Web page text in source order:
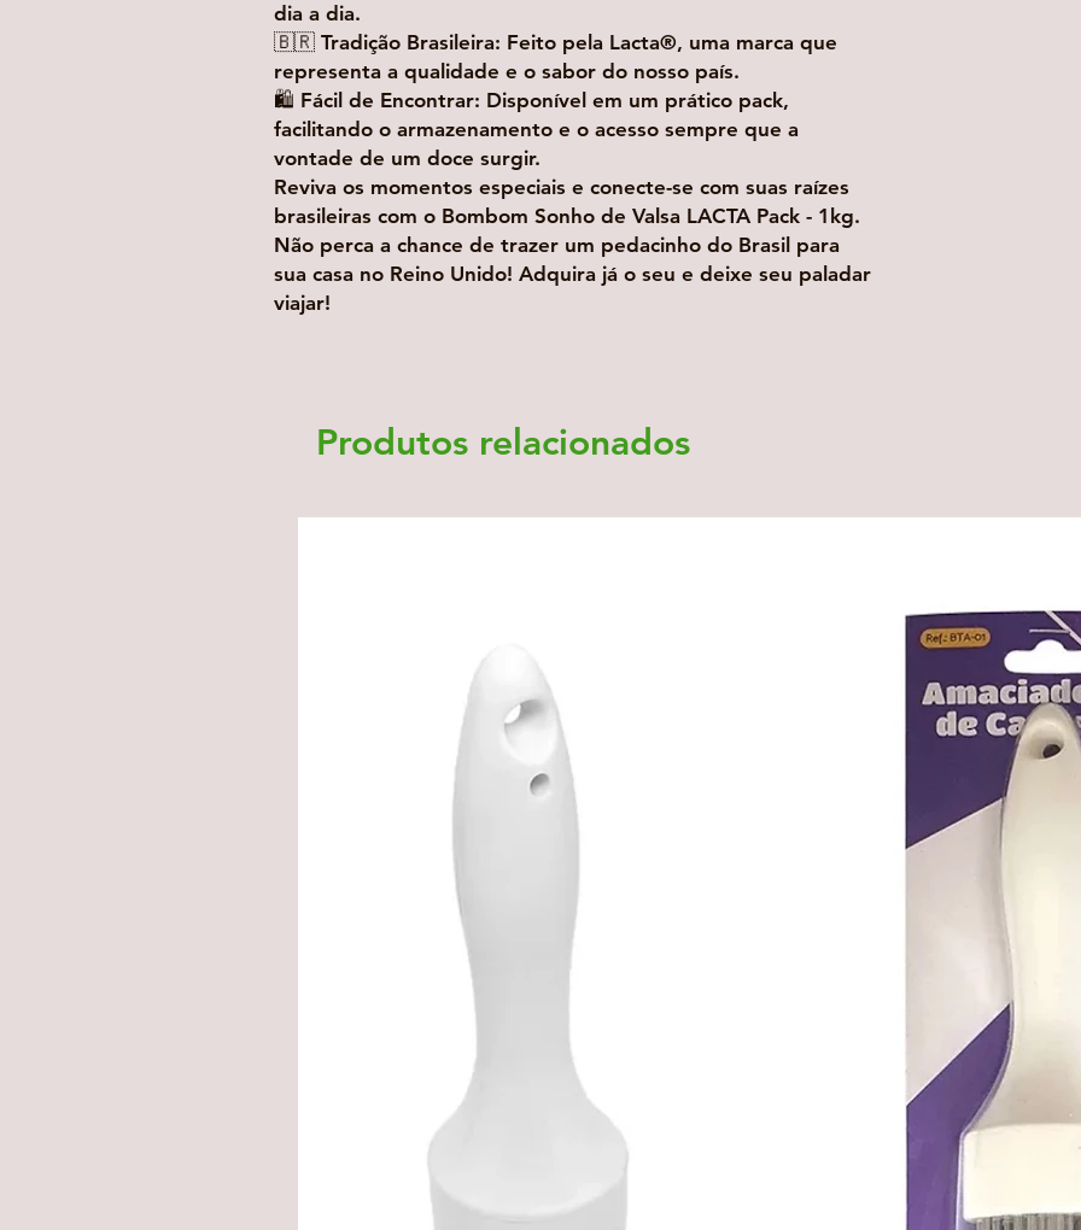
dia a dia.
🇧🇷 Tradição Brasileira: Feito pela Lacta®, uma marca que
representa a qualidade e o sabor do nosso país.
🛍️ Fácil de Encontrar: Disponível em um prático pack,
facilitando o armazenamento e o acesso sempre que a
vontade de um doce surgir.
Reviva os momentos especiais e conecte-se com suas raízes
brasileiras com o Bombom Sonho de Valsa LACTA Pack - 1kg.
Não perca a chance de trazer um pedacinho do Brasil para
sua casa no Reino Unido! Adquira já o seu e deixe seu paladar
viajar!
Produtos relacionados